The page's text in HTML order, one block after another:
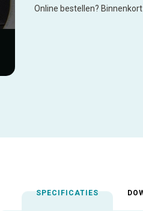
Online bestellen?
SPECIFICATIES